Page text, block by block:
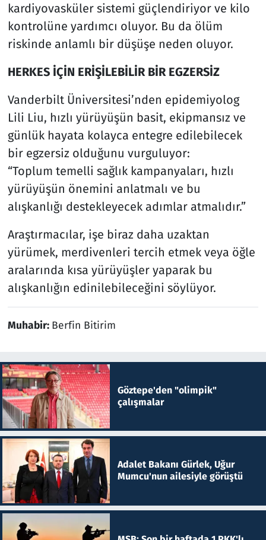
kardiyovasküler sistemi güçlendiriyor ve kilo
kontrolüne yardımcı oluyor. Bu da ölüm
riskinde anlamlı bir düşüşe neden oluyor.
HERKES İÇİN ERİŞİLEBİLİR BİR EGZERSİZ
Vanderbilt Üniversitesi’nden epidemiyolog
Lili Liu, hızlı yürüyüşün basit, ekipmansız ve
günlük hayata kolayca entegre edilebilecek
bir egzersiz olduğunu vurguluyor:
“Toplum temelli sağlık kampanyaları, hızlı
yürüyüşün önemini anlatmalı ve bu
alışkanlığı destekleyecek adımlar atmalıdır.”
Araştırmacılar, işe biraz daha uzaktan
yürümek, merdivenleri tercih etmek veya öğle
aralarında kısa yürüyüşler yaparak bu
alışkanlığın edinilebileceğini söylüyor.
Muhabir: Berfin Bitirim
Göztepe'den "olimpik"
çalışmalar
Adalet Bakanı Gürlek, Uğur
Mumcu'nun ailesiyle görüştü